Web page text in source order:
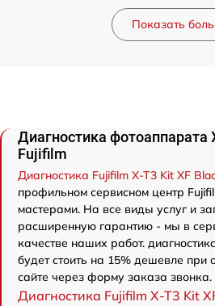
Показать
Диагностика фотоаппарата
Fujifilm
Диагностика Fujifilm X-T3 Kit XF
профильном сервисном центр
мастерами. На все виды услуг и
расширенную гарантию - мы в
качестве наших работ.
будет стоить на 15% дешевле
сайте через форму заказа звонка.
Диагностика Fujifilm X-T3 Kit